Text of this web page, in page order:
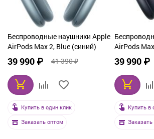
Беспроводные наушники Apple
AirPods Max 2, Blue (синий)
39 990 ₽ 41 390 ₽
Купить в один клик
Заказать оптом
AirPods
(черный)
39 990 ₽
Купить в